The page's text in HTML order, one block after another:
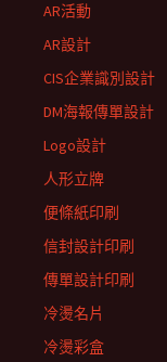
AR活動
AR設計
CIS企業識別設計
DM海報傳單設計
Logo設計
人形立牌
便條紙印刷
信封設計印刷
傳單設計印刷
冷燙名片
冷燙彩盒